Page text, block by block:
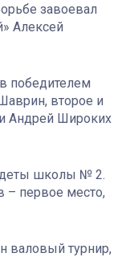
завоевал
Алексей
победителем
второе и
Андрей Широких
школы № 2.
– первое место,
валовый турнир,